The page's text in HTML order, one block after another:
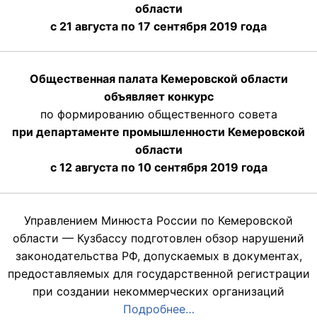
области
с 21 августа по 17 сентября 2019 года
Общественная палата Кемеровской области
объявляет конкурс
по формированию общественного совета
при департаменте промышленности Кемеровской
области
с 12 августа по 10 сентября 2019 года
Управлением Минюста России по Кемеровской
области — Кузбассу подготовлен обзор нарушений
законодательства РФ, допускаемых в документах,
предоставляемых для государственной регистрации
при создании некоммерческих организаций
Подробнее…